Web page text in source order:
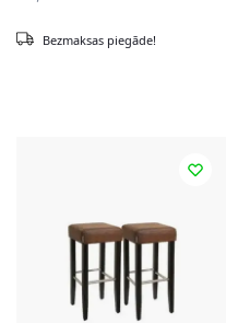
Bezmaksas piegāde!